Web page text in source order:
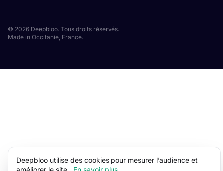
© 2026 Deepbloo. Tous droits réservés.
Made in Occitanie, France.
Deepbloo utilise des cookies pour mesurer l’audience et
améliorer le site.
En savoir plus